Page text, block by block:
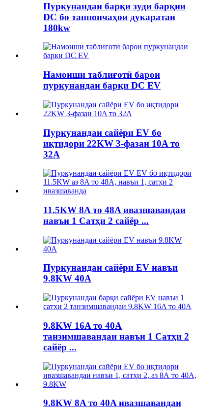
Пуркунандаи барқи зуди барқии
DC бо таппончаҳои дукаратаи
180kw
Намоиши таблиғотӣ барои
пуркунандаи барқи DC EV
Пуркунандаи сайёри EV бо
иқтидори 22KW 3-фазаи 10A то
32A
11.5KW 8A то 48A ивазшавандаи
навъи 1 Сатҳи 2 сайёр ...
Пуркунандаи сайёри EV навъи
9.8KW 40A
9.8KW 16A то 40A
танзимшавандаи навъи 1 Сатҳи 2
сайёр ...
9.8KW 8A то 40A ивазшавандаи